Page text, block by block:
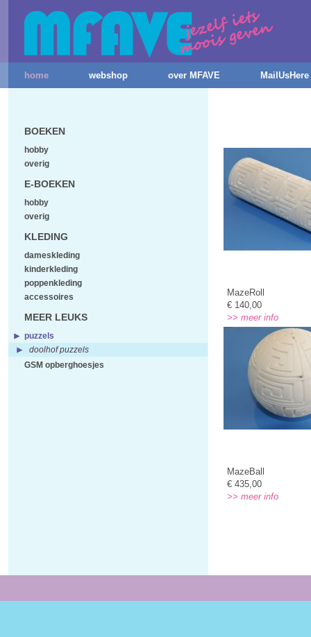
home webshop over MFAVE MailUsHere
MazeRoll
€ 140,00
>> meer info
MazeBall
€ 435,00
>> meer info
BOEKEN
hobby
overig
E-BOEKEN
hobby
overig
KLEDING
dameskleding
kinderkleding
poppenkleding
accessoires
MEER LEUKS
puzzels
doolhof puzzels
GSM opberghoesjes